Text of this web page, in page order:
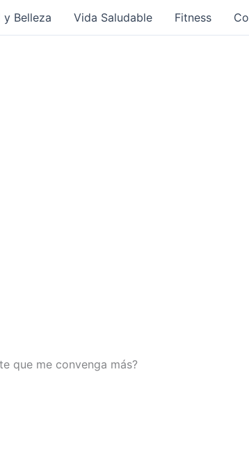
y Belleza Vida Saludable Fitness
que me convenga más?